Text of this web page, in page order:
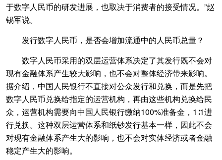
于数字人民币的研发进展，也取决于消费者的接受情况。”赵
锡军说。
发行数字人民币，是否会增加流通中的人民币总量？
数字人民币采用的双层运营体系决定了其发行既不会对
现有金融体系产生较大影响，也不会对整体经济带来影响。
据介绍，中国人民银行不直接对公众发行和兑换，而是先把
数字人民币兑换给指定的运营机构，再由这些机构兑换给民
众，运营机构需要向中国人民银行缴纳100%准备金，1∶1进
行兑换。这种双层运营体系和纸钞发行基本一样，因此不会
对现有金融体系产生大的影响，也不会对实体经济或者金融
稳定产生大的影响。